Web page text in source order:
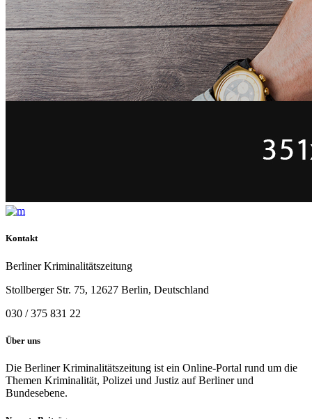
Kontakt
Berliner Kriminalitätszeitung
Stollberger Str. 75, 12627 Berlin, Deutschland
030 / 375 831 22
Über uns
Die Berliner Kriminalitätszeitung ist ein Online-Portal rund um die
Themen Kriminalität, Polizei und Justiz auf Berliner und
Bundesebene.